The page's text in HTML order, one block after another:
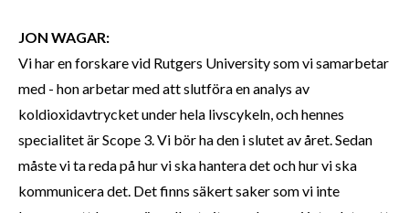
JON WAGAR:
Vi har en forskare vid Rutgers University som vi samarbetar
med - hon arbetar med att slutföra en analys av
koldioxidavtrycket under hela livscykeln, och hennes
specialitet är Scope 3. Vi bör ha den i slutet av året. Sedan
måste vi ta reda på hur vi ska hantera det och hur vi ska
kommunicera det. Det finns säkert saker som vi inte